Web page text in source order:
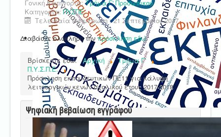
Γονική Κατηγορία:Τμήμα Γ' Προσωπικού
Κατηγορία:ΠΥΣΠΕ
Τελευταία ενημέρωση : 21 Σεπτεμβρίου 2017
Διαβάστε ολόκληρη τηνπρόσκληση εδώ.
Βρίσκεστε εδώ: Αρχική
Τμήμα Γ'
Π.Υ.Σ.Π.Ε.
Πρόσκληση εκπαιδευτικών ΠΕ11 για κάλυψη
λειτουργικών κενών σχολικού έτους 2017-2018
Ψηφιακή βεβαίωση εγγράφου